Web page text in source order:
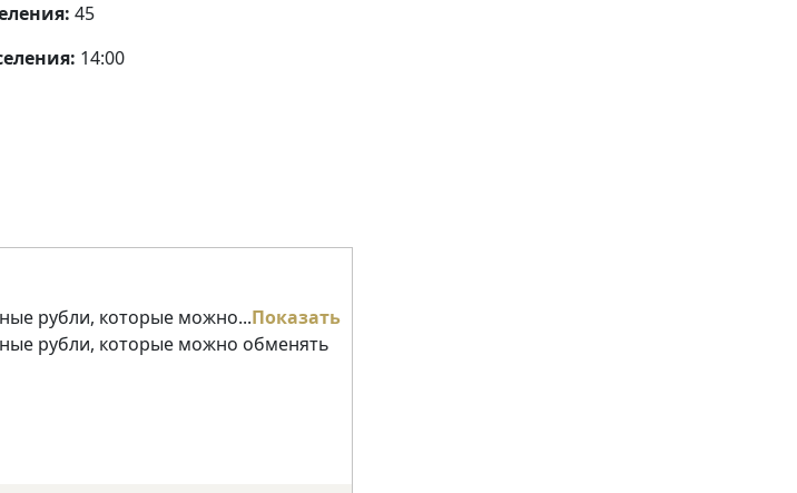
45
14:00
рубли, которые можно...Показать
рубли, которые можно обменять